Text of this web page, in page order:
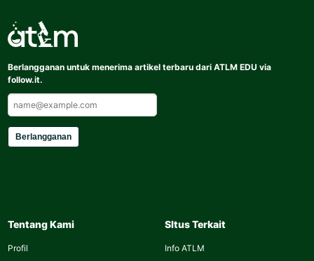
Berlangganan untuk menerima artikel terbaru dari ATLM EDU via
follow.it.
Berlangganan
Tentang Kami
Profil
SItus Terkait
Info ATLM